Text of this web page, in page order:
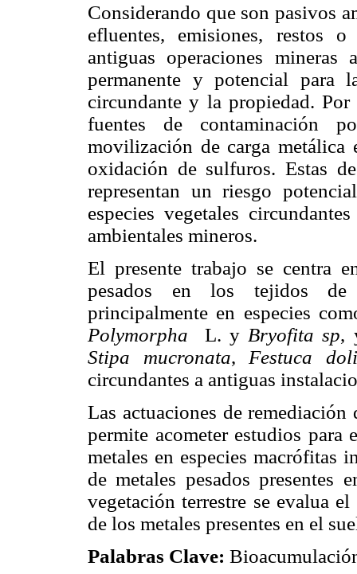
Considerando que son pasivos
efluentes, emisiones, restos
antiguas operaciones mineras
permanente y potencial para
circundante y la propiedad.
fuentes de contaminación
movilización de carga
oxidación de sulfuros. Estas
representan un riesgo
especies vegetales
ambientales mineros.
El presente trabajo se centra
pesados en los tejidos de
principalmente en especies
Polymorpha
L. y Bryofita sp,
Stipa mucronata, Festuca
circundantes a antiguas
Las actuaciones de
permite acometer estudios
metales en especies macrófitas
de metales pesados
vegetación terrestre se evalua
de los metales presentes en el
Palabras Clave: